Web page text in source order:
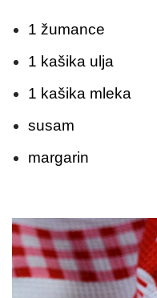
1 žumance
1 kašika ulja
1 kašika mleka
susam
margarin